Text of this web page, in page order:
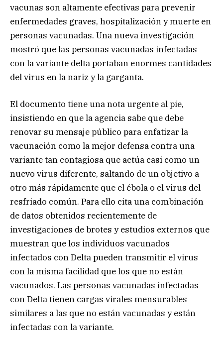
vacunas son altamente efectivas para prevenir
enfermedades graves, hospitalización y muerte en
personas vacunadas. Una nueva investigación
mostró que las personas vacunadas infectadas
con la variante delta portaban enormes cantidades
del virus en la nariz y la garganta.
El documento tiene una nota urgente al pie,
insistiendo en que la agencia sabe que debe
renovar su mensaje público para enfatizar la
vacunación como la mejor defensa contra una
variante tan contagiosa que actúa casi como un
nuevo virus diferente, saltando de un objetivo a
otro más rápidamente que el ébola o el virus del
resfriado común. Para ello cita una combinación
de datos obtenidos recientemente de
investigaciones de brotes y estudios externos que
muestran que los individuos vacunados
infectados con Delta pueden transmitir el virus
con la misma facilidad que los que no están
vacunados. Las personas vacunadas infectadas
con Delta tienen cargas virales mensurables
similares a las que no están vacunadas y están
infectadas con la variante.